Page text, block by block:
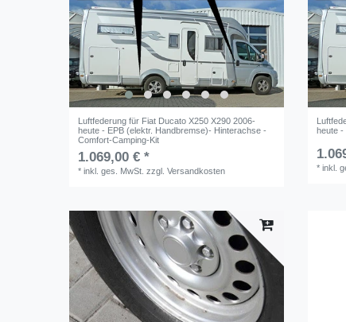
Luftfederung für Fiat Ducato X250 X290 2006-
heute - EPB (elektr. Handbremse)- Hinterachse -
Comfort-Camping-Kit
1.069,00 € *
*inkl. ges. MwSt. zzgl.Versandkosten
heute
*inkl.